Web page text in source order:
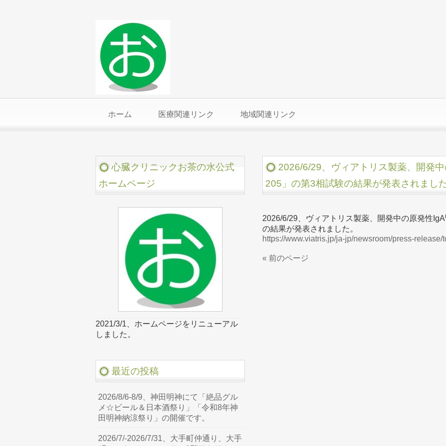
ホーム 医療関連リンク 地域関連リンク
2026/6/29、ヴィアトリス製薬、開発
205」の第3相試験の結果が発表されました
2026/6/29、ヴィアトリス製薬、開発中の原発性
の結果が発表されました。
https://www.viatris.jp/ja-jp/newsroom/press-release/
« 前のページ
心臓クリニックお茶の水公式
ホームページ
2021/3/1、ホームページをリニューアル
しました。
最近の投稿
2026/8/6-8/9、神田明神にて「絶品グル
メ☆ビール＆日本酒祭り」「令和8年神
田明神納涼祭り」の開催です。
2026/7/-2026/7/31、大手町仲通り、大手